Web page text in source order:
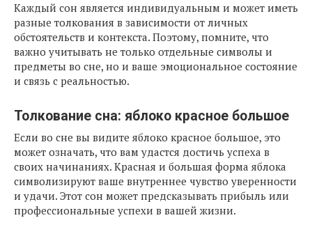
Каждый сон является индивидуальным и может иметь
разные толкования в зависимости от личных
обстоятельств и контекста. Поэтому, помните, что
важно учитывать не только отдельные символы и
предметы во сне, но и ваше эмоциональное состояние
и связь с реальностью.
Толкование сна: яблоко красное большое
Если во сне вы видите яблоко красное большое, это
может означать, что вам удастся достичь успеха в
своих начинаниях. Красная и большая форма яблока
символизируют ваше внутреннее чувство уверенности
и удачи. Этот сон может предсказывать прибыль или
профессиональные успехи в вашей жизни.